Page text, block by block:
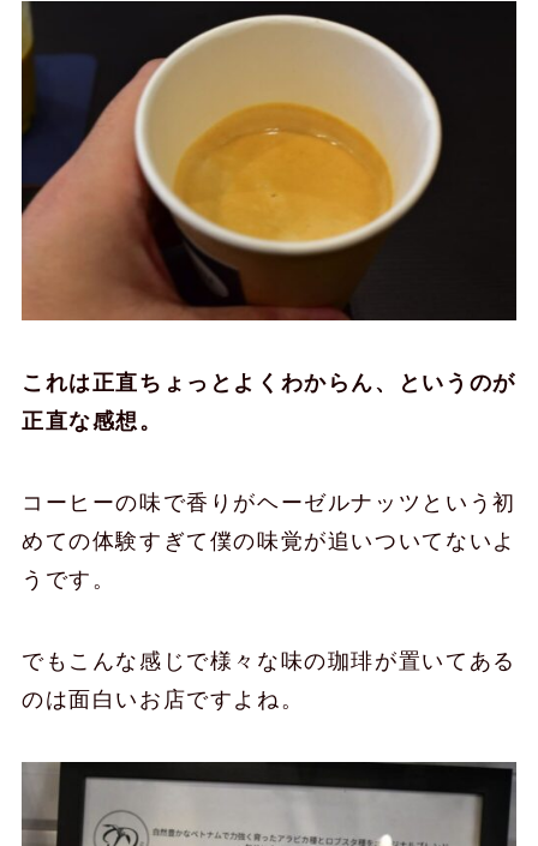
これは正直ちょっとよくわからん、というのが
正直な感想。
コーヒーの味で香りがヘーゼルナッツという初
めての体験すぎて僕の味覚が追いついてないよ
うです。
でもこんな感じで様々な味の珈琲が置いてある
のは面白いお店ですよね。